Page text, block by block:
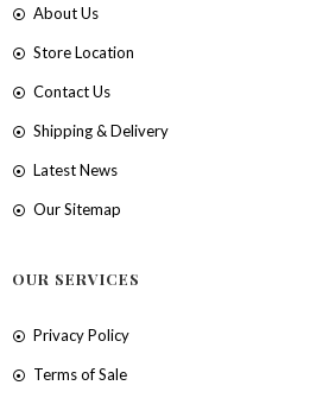
About Us
Store Location
Contact Us
Shipping & Delivery
Latest News
Our Sitemap
OUR SERVICES
Privacy Policy
Terms of Sale